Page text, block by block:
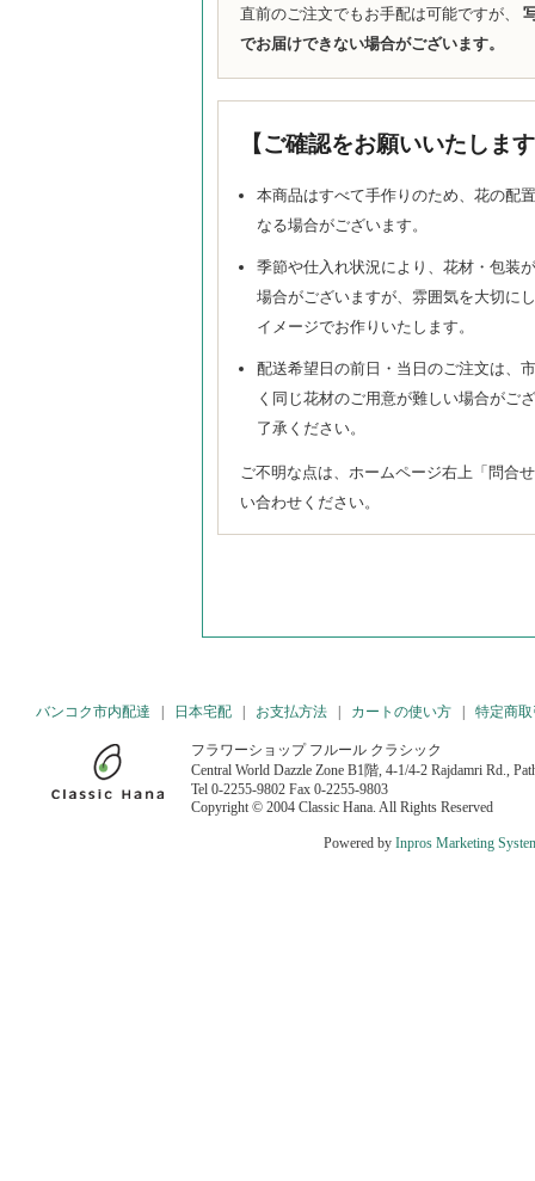
直前のご注文でもお手配は可能ですが、
でお届けできない場合がございます。
【ご確認をお願いいたしま
本商品はすべて手作りのため、花の配
なる場合がございます。
季節や仕入れ状況により、花材・包装
場合がございますが、雰囲気を大切に
イメージでお作りいたします。
配送希望日の前日・当日のご注文は、
く同じ花材のご用意が難しい場合がご
了承ください。
ご不明な点は、ホームページ右上「問合
い合わせください。
バンコク市内配達 日本宅配 お支払方法 カートの使い方 特定商
フラワーショップ フルール クラシック
Central World Dazzle Zone B1階, 4-1/4-2 Rajdamri Rd.,
Tel 0-2255-9802 Fax 0-2255-9803
Copyright © 2004 Classic Hana. All Rights Reserved
Powered by Inpros Marketing